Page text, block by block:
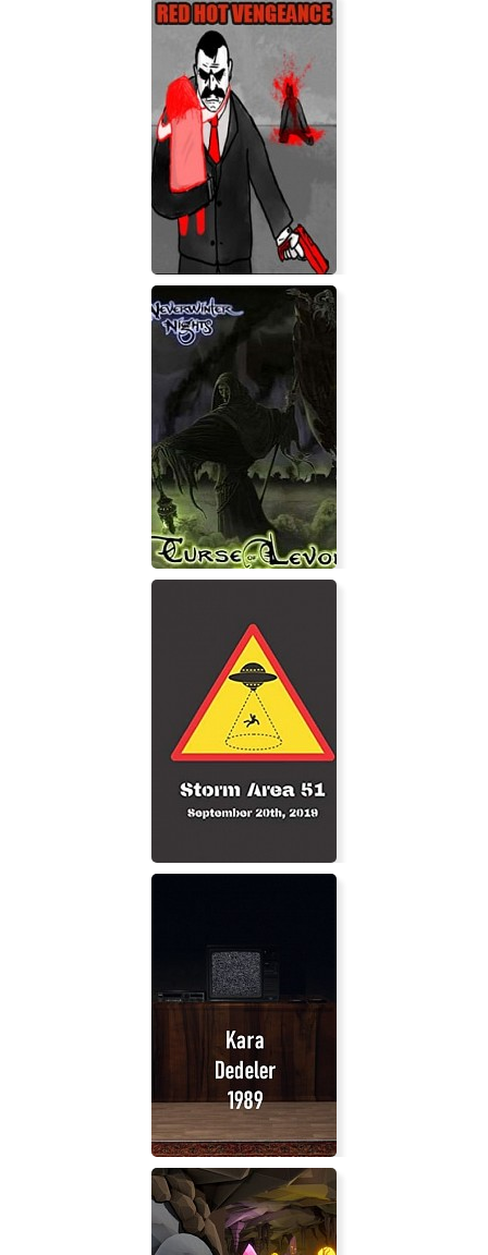
Outpost 13
RED HOT VENGEANCE
Neverwinter Nights - Curse of Levor
Storm Area 51: September 20th
2019